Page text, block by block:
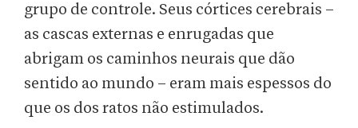
grupo de controle. Seus córtices cerebrais –
as cascas externas e enrugadas que
abrigam os caminhos neurais que dão
sentido ao mundo – eram mais espessos do
que os dos ratos não estimulados.